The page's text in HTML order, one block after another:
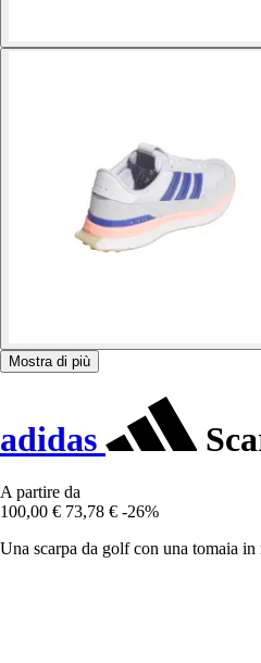
Mostra di più
adidas
A partire da
100,00 € 73,78 € -26%
Una scarpa da golf con una tomaia